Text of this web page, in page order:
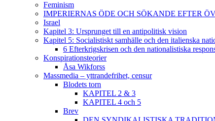
Feminism
IMPERIERNAS ÖDE OCH SÖKANDE EFTER
Israel
Kapitel 3: Ursprunget till en antipolitisk vision
Kapitel 5: Socialistiskt samhälle och den italienska
6 Efterkrigskrisen och den nationalistiska
Konspirationsteorier
Åsa Wikforss
Massmedia – yttrandefrihet, censur
Blodets torn
KAPITEL 2 & 3
KAPITEL 4 och 5
Brev